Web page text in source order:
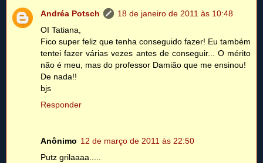
Andréa Potsch
18 de janeiro de 2011 às 10:48
OI Tatiana,
Fico super feliz que tenha conseguido fazer! Eu também
tentei fazer várias vezes antes de conseguir... O mérito
não é meu, mas do professor Damião que me ensinou!
De nada!!
bjs
Responder
Anônimo 12 de março de 2011 às 22:50
Putz grilaaaa.....